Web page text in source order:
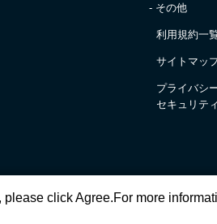
- その他
利用規約一
サイトマッ
プライバシ
セキュリテ
click Agree.For more